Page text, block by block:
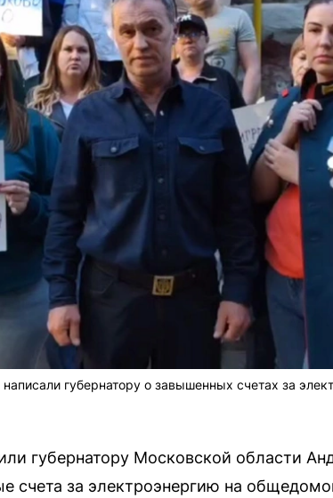
губернатору о завышенных счетах за
губернатору Московской области
счета за электроэнергию на